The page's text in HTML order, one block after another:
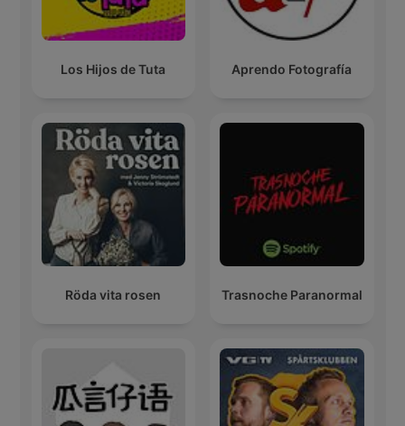
Los Hijos de Tuta Aprendo Fotografía
Röda vita rosen Trasnoche Paranormal